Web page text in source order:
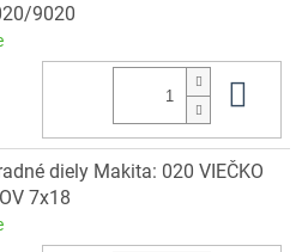
9020
diely Makita: 020 VIEČKO
7x18